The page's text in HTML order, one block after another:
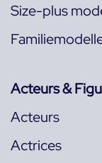
Size-plus
Acteurs &
Acteurs
Actrices